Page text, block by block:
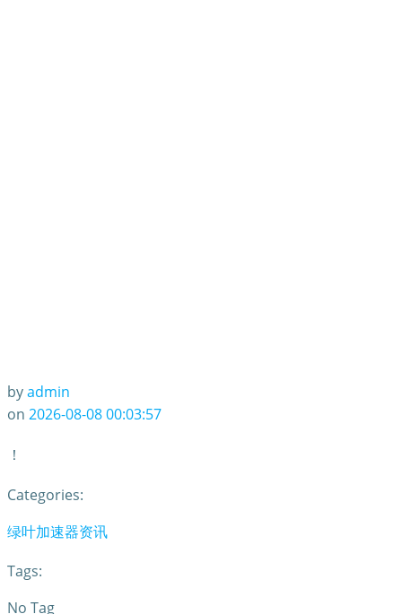
byadmin
on 2026-08-08 00:03:57
！
Categories:
绿叶加速器资讯
Tags:
No Tag